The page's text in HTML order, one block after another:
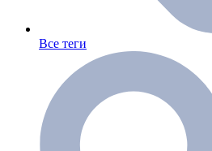
Все теги